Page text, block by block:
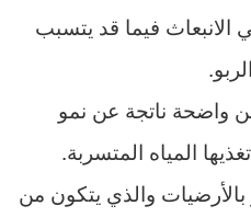
الانبعاث فيما قد يتسبب
واضحة ناتجة عن نمو
المياه المتسربة.
بالأرضيات والذي يتكون من